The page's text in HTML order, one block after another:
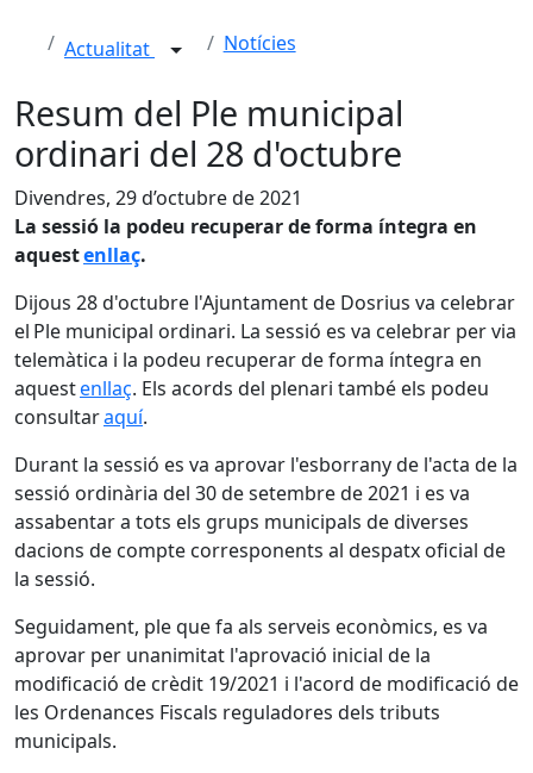
Actualitat Notícies
Resum del Ple municipal
ordinari del 28 d'octubre
Divendres, 29 d’octubre de 2021
La sessió la podeu recuperar de forma íntegra en
aquestenllaç.
Dijous 28 d'octubre l'Ajuntament de Dosrius va celebrar
el Ple municipal ordinari. La sessió es va celebrar per via
telemàtica i la podeu recuperar de forma íntegra en
aquestenllaç. Els acords del plenari també els podeu
consultaraquí.
Durant la sessió es va aprovar l'esborrany de l'acta de la
sessió ordinària del 30 de setembre de 2021 i es va
assabentar a tots els grups municipals de diverses
dacions de compte corresponents al despatx oficial de
la sessió.
Seguidament, ple que fa als serveis econòmics, es va
aprovar per unanimitat l'aprovació inicial de la
modificació de crèdit 19/2021 i l'acord de modificació de
les Ordenances Fiscals reguladores dels tributs
municipals.